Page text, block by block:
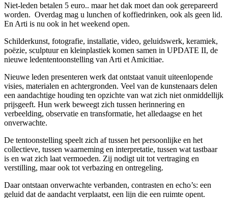
Niet-leden betalen 5 euro.. maar het dak moet dan ook gerepareerd
worden. Overdag mag u lunchen of koffiedrinken, ook als geen lid.
En Arti is nu ook in het weekend open.
Schilderkunst, fotografie, installatie, video, geluidswerk, keramiek,
poëzie, sculptuur en kleinplastiek komen samen in UPDATE II, de
nieuwe ledententoonstelling van Arti et Amicitiae.
Nieuwe leden presenteren werk dat ontstaat vanuit uiteenlopende
visies, materialen en achtergronden. Veel van de kunstenaars delen
een aandachtige houding ten opzichte van wat zich niet onmiddellijk
prijsgeeft. Hun werk beweegt zich tussen herinnering en
verbeelding, observatie en transformatie, het alledaagse en het
onverwachte.
De tentoonstelling speelt zich af tussen het persoonlijke en het
collectieve, tussen waarneming en interpretatie, tussen wat tastbaar
is en wat zich laat vermoeden. Zij nodigt uit tot vertraging en
verstilling, maar ook tot verbazing en ontregeling.
Daar ontstaan onverwachte verbanden, contrasten en echo’s: een
geluid dat de aandacht verplaatst, een lijn die een ruimte opent.